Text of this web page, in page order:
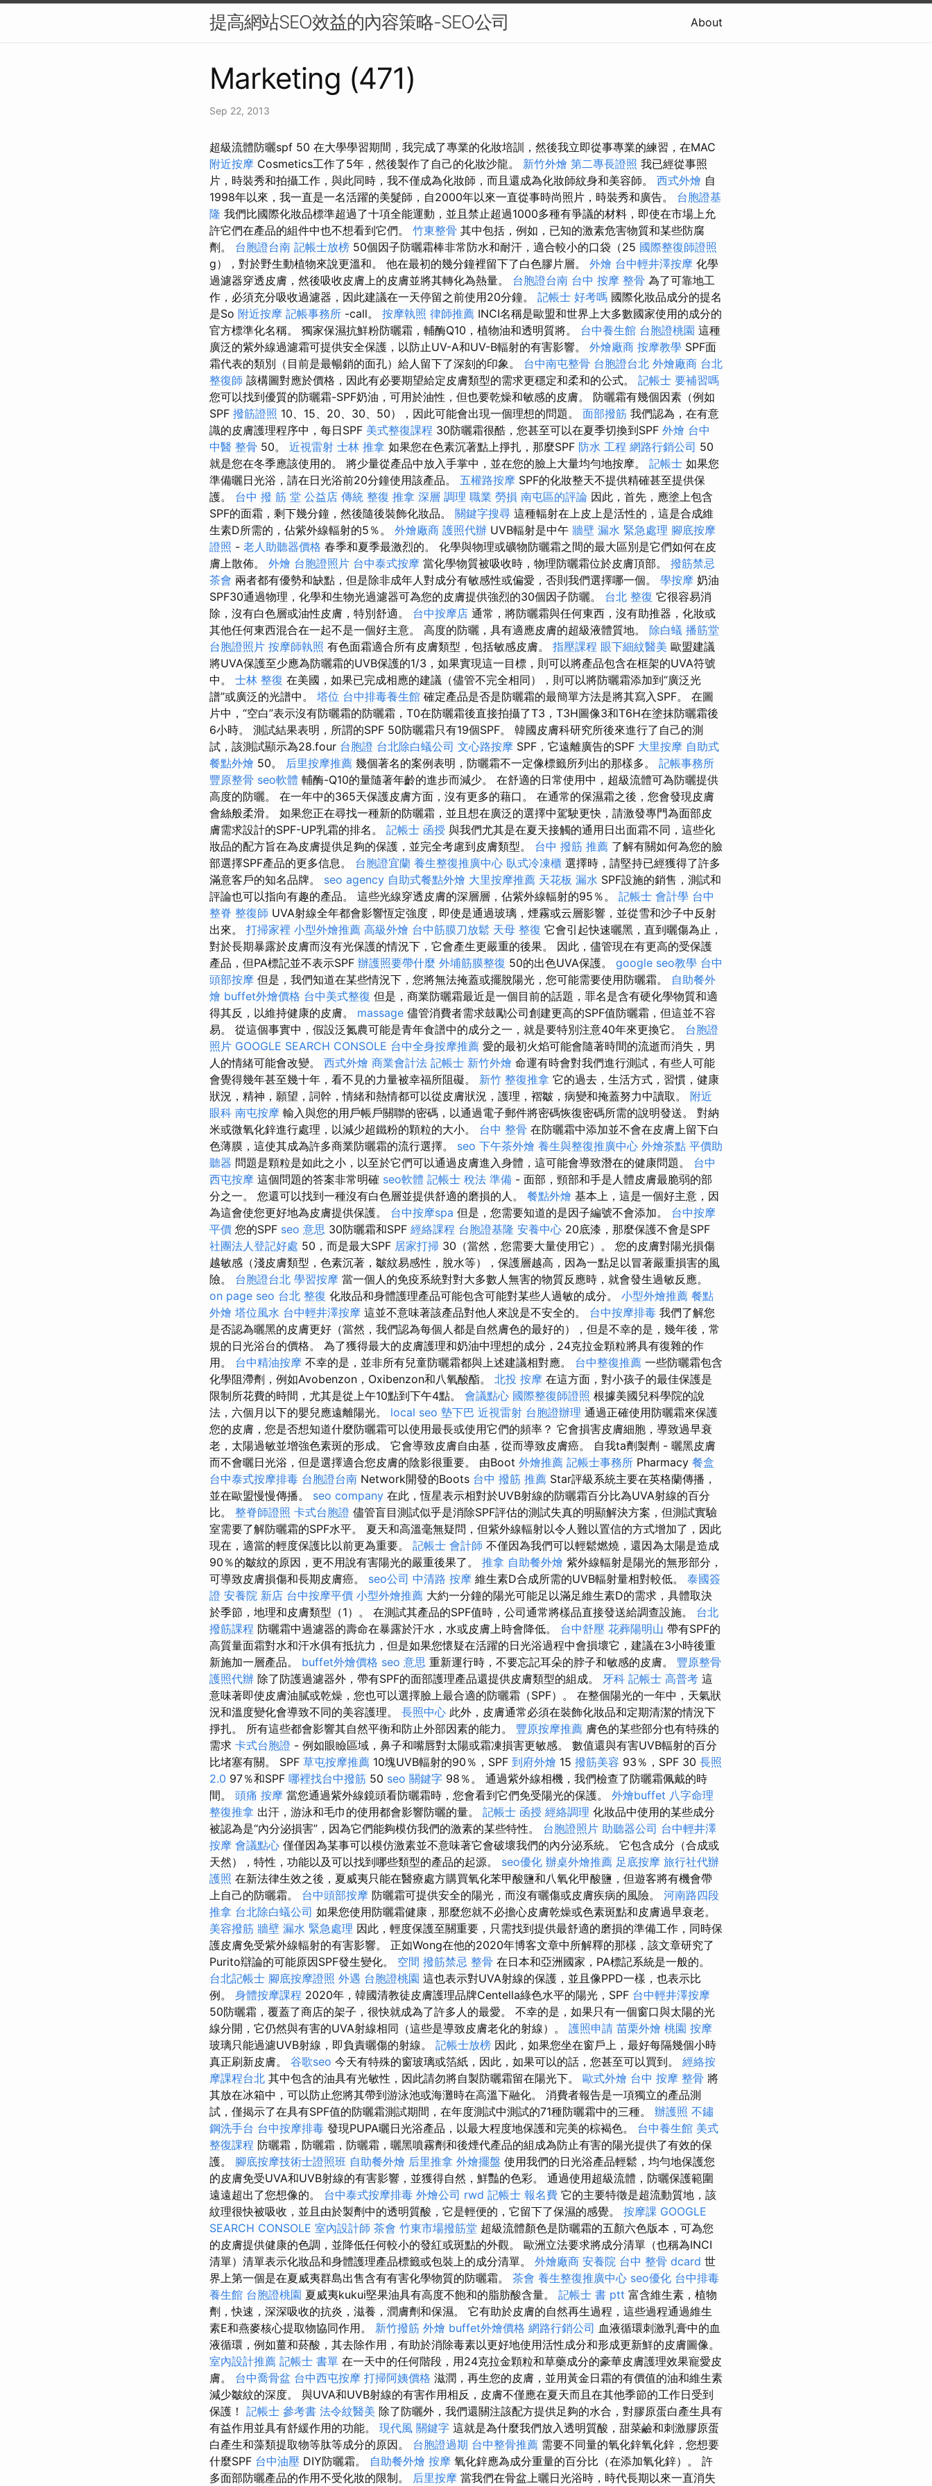
提高網站SEO效益的內容策略-SEO公司 About
Marketing (471)
Sep 22, 2013
超級流體防曬spf 50 在大學學習期間，我完成了專業的化妝培訓，然後我立即從事專業的練習，在MAC
附近按摩 Cosmetics工作了5年，然後製作了自己的化妝沙龍。 新竹外燴 第二專長證照 我已經從事照
片，時裝秀和拍攝工作，與此同時，我不僅成為化妝師，而且還成為化妝師紋身和美容師。 西式外燴 自
1998年以來，我一直是一名活躍的美髮師，自2000年以來一直從事時尚照片，時裝秀和廣告。 台胞證基
隆 我們比國際化妝品標準超過了十項全能運動，並且禁止超過1000多種有爭議的材料，即使在市場上允
許它們在產品的組件中也不想看到它們。 竹東整骨 其中包括，例如，已知的激素危害物質和某些防腐
劑。 台胞證台南 記帳士放榜 50個因子防曬霜棒非常防水和耐汗，適合較小的口袋（25 國際整復師證照
g），對於野生動植物來說更溫和。 他在最初的幾分鐘裡留下了白色膠片層。 外燴 台中輕井澤按摩 化學
過濾器穿透皮膚，然後吸收皮膚上的皮膚並將其轉化為熱量。 台胞證台南 台中 按摩 整骨 為了可靠地工
作，必須充分吸收過濾器，因此建議在一天停留之前使用20分鐘。 記帳士 好考嗎 國際化妝品成分的提名
是So 附近按摩 記帳事務所 -call。 按摩執照 律師推薦 INCI名稱是歐盟和世界上大多數國家使用的成分的
官方標準化名稱。 獨家保濕抗鮮粉防曬霜，輔酶Q10，植物油和透明質將。 台中養生館 台胞證桃園 這種
廣泛的紫外線過濾霜可提供安全保護，以防止UV-A和UV-B輻射的有害影響。 外燴廠商 按摩教學 SPF面
霜代表的類別（目前是最暢銷的面孔）給人留下了深刻的印象。 台中南屯整骨 台胞證台北 外燴廠商 台北
整復師 該構圖對應於價格，因此有必要期望給定皮膚類型的需求更穩定和柔和的公式。 記帳士 要補習嗎
您可以找到優質的防曬霜-SPF奶油，可用於油性，但也要乾燥和敏感的皮膚。 防曬霜有幾個因素（例如
SPF 撥筋證照 10、15、20、30、50），因此可能會出現一個理想的問題。 面部撥筋 我們認為，在有意
識的皮膚護理程序中，每日SPF 美式整復課程 30防曬霜很酷，您甚至可以在夏季切換到SPF 外燴 台中
中醫 整骨 50。 近視雷射 士林 推拿 如果您在色素沉著點上掙扎，那麼SPF 防水 工程 網路行銷公司 50
就是您在冬季應該使用的。 將少量從產品中放入手掌中，並在您的臉上大量均勻地按摩。 記帳士 如果您
準備曬日光浴，請在日光浴前20分鐘使用該產品。 五權路按摩 SPF的化妝整天不提供精確甚至提供保
護。 台中 撥 筋 堂 公益店 傳統 整復 推拿 深層 調理 職業 勞損 南屯區的評論 因此，首先，應塗上包含
SPF的面霜，剩下幾分鐘，然後隨後裝飾化妝品。 關鍵字搜尋 這種輻射在上皮上是活性的，這是合成維
生素D所需的，佔紫外線輻射的5％。 外燴廠商 護照代辦 UVB輻射是中午 牆壁 漏水 緊急處理 腳底按摩
證照 - 老人助聽器價格 春季和夏季最激烈的。 化學與物理或礦物防曬霜之間的最大區別是它們如何在皮
膚上散佈。 外燴 台胞證照片 台中泰式按摩 當化學物質被吸收時，物理防曬霜位於皮膚頂部。 撥筋禁忌
茶會 兩者都有優勢和缺點，但是除非成年人對成分有敏感性或偏愛，否則我們選擇哪一個。 學按摩 奶油
SPF30通過物理，化學和生物光過濾器可為您的皮膚提供強烈的30個因子防曬。 台北 整復 它很容易消
除，沒有白色層或油性皮膚，特別舒適。 台中按摩店 通常，將防曬霜與任何東西，沒有助推器，化妝或
其他任何東西混合在一起不是一個好主意。 高度的防曬，具有適應皮膚的超級液體質地。 除白蟻 播筋堂
台胞證照片 按摩師執照 有色面霜適合所有皮膚類型，包括敏感皮膚。 指壓課程 眼下細紋醫美 歐盟建議
將UVA保護至少應為防曬霜的UVB保護的1/3，如果實現這一目標，則可以將產品包含在框架的UVA符號
中。 士林 整復 在美國，如果已完成相應的建議（儘管不完全相同），則可以將防曬霜添加到“廣泛光
譜”或廣泛的光譜中。 塔位 台中排毒養生館 確定產品是否是防曬霜的最簡單方法是將其寫入SPF。 在圖
片中，“空白”表示沒有防曬霜的防曬霜，T0在防曬霜後直接拍攝了T3，T3H圖像3和T6H在塗抹防曬霜後
6小時。 測試結果表明，所謂的SPF 50防曬霜只有19個SPF。 韓國皮膚科研究所後來進行了自己的測
試，該測試顯示為28.four 台胞證 台北除白蟻公司 文心路按摩 SPF，它遠離廣告的SPF 大里按摩 自助式
餐點外燴 50。 后里按摩推薦 幾個著名的案例表明，防曬霜不一定像標籤所列出的那樣多。 記帳事務所
豐原整骨 seo軟體 輔酶-Q10的量隨著年齡的進步而減少。 在舒適的日常使用中，超級流體可為防曬提供
高度的防曬。 在一年中的365天保護皮膚方面，沒有更多的藉口。 在通常的保濕霜之後，您會發現皮膚
會絲般柔滑。 如果您正在尋找一種新的防曬霜，並且想在廣泛的選擇中駕駛更快，請激發專門為面部皮
膚需求設計的SPF-UP乳霜的排名。 記帳士 函授 與我們尤其是在夏天接觸的通用日出面霜不同，這些化
妝品的配方旨在為皮膚提供足夠的保護，並完全考慮到皮膚類型。 台中 撥筋 推薦 了解有關如何為您的臉
部選擇SPF產品的更多信息。 台胞證宜蘭 養生整復推廣中心 臥式冷凍櫃 選擇時，請堅持已經獲得了許多
滿意客戶的知名品牌。 seo agency 自助式餐點外燴 大里按摩推薦 天花板 漏水 SPF設施的銷售，測試和
評論也可以指向有趣的產品。 這些光線穿透皮膚的深層層，佔紫外線輻射的95％。 記帳士 會計學 台中
整脊 整復師 UVA射線全年都會影響恆定強度，即使是通過玻璃，煙霧或云層影響，並從雪和沙子中反射
出來。 打掃家裡 小型外燴推薦 高級外燴 台中筋膜刀放鬆 天母 整復 它會引起快速曬黑，直到曬傷為止，
對於長期暴露於皮膚而沒有光保護的情況下，它會產生更嚴重的後果。 因此，儘管現在有更高的受保護
產品，但PA標記並不表示SPF 辦護照要帶什麼 外埔筋膜整復 50的出色UVA保護。 google seo教學 台中
頭部按摩 但是，我們知道在某些情況下，您將無法掩蓋或擺脫陽光，您可能需要使用防曬霜。 自助餐外
燴 buffet外燴價格 台中美式整復 但是，商業防曬霜最近是一個目前的話題，罪名是含有硬化學物質和適
得其反，以維持健康的皮膚。 massage 儘管消費者需求鼓勵公司創建更高的SPF值防曬霜，但這並不容
易。 從這個事實中，假設泛氮農可能是青年食譜中的成分之一，就是要特別注意40年來更換它。 台胞證
照片 GOOGLE SEARCH CONSOLE 台中全身按摩推薦 愛的最初火焰可能會隨著時間的流逝而消失，男
人的情緒可能會改變。 西式外燴 商業會計法 記帳士 新竹外燴 命運有時會對我們進行測試，有些人可能
會覺得幾年甚至幾十年，看不見的力量被幸福所阻礙。 新竹 整復推拿 它的過去，生活方式，習慣，健康
狀況，精神，願望，詞幹，情緒和熱情都可以從皮膚狀況，護理，褶皺，病變和掩蓋努力中讀取。 附近
眼科 南屯按摩 輸入與您的用戶帳戶關聯的密碼，以通過電子郵件將密碼恢復密碼所需的說明發送。 對納
米或微氧化鋅進行處理，以減少超鐵粉的顆粒的大小。 台中 整骨 在防曬霜中添加並不會在皮膚上留下白
色薄膜，這使其成為許多商業防曬霜的流行選擇。 seo 下午茶外燴 養生與整復推廣中心 外燴茶點 平價助
聽器 問題是顆粒是如此之小，以至於它們可以通過皮膚進入身體，這可能會導致潛在的健康問題。 台中
西屯按摩 這個問題的答案非常明確 seo軟體 記帳士 稅法 準備 - 面部，頸部和手是人體皮膚最脆弱的部
分之一。 您還可以找到一種沒有白色層並提供舒適的磨損的人。 餐點外燴 基本上，這是一個好主意，因
為這會使您更好地為皮膚提供保護。 台中按摩spa 但是，您需要知道的是因子編號不會添加。 台中按摩
平價 您的SPF seo 意思 30防曬霜和SPF 經絡課程 台胞證基隆 安養中心 20底漆，那麼保護不會是SPF
社團法人登記好處 50，而是最大SPF 居家打掃 30（當然，您需要大量使用它）。 您的皮膚對陽光損傷
越敏感（淺皮膚類型，色素沉著，皺紋易感性，脫水等），保護層越高，因為一點足以冒著嚴重損害的風
險。 台胞證台北 學習按摩 當一個人的免疫系統對對大多數人無害的物質反應時，就會發生過敏反應。
on page seo 台北 整復 化妝品和身體護理產品可能包含可能對某些人過敏的成分。 小型外燴推薦 餐點
外燴 塔位風水 台中輕井澤按摩 這並不意味著該產品對他人來說是不安全的。 台中按摩排毒 我們了解您
是否認為曬黑的皮膚更好（當然，我們認為每個人都是自然膚色的最好的），但是不幸的是，幾年後，常
規的日光浴台的價格。 為了獲得最大的皮膚護理和奶油中理想的成分，24克拉金顆粒將具有復雜的作
用。 台中精油按摩 不幸的是，並非所有兒童防曬霜都與上述建議相對應。 台中整復推薦 一些防曬霜包含
化學阻滯劑，例如Avobenzon，Oxibenzon和八氧酸酯。 北投 按摩 在這方面，對小孩子的最佳保護是
限制所花費的時間，尤其是從上午10點到下午4點。 會議點心 國際整復師證照 根據美國兒科學院的說
法，六個月以下的嬰兒應遠離陽光。 local seo 墊下巴 近視雷射 台胞證辦理 通過正確使用防曬霜來保護
您的皮膚，您是否想知道什麼防曬霜可以使用最長或使用它們的頻率？ 它會損害皮膚細胞，導致過早衰
老，太陽過敏並增強色素斑的形成。 它會導致皮膚自由基，從而導致皮膚癌。 自我ta劑製劑 - 曬黑皮膚
而不會曬日光浴，但是選擇適合您皮膚的陰影很重要。 由Boot 外燴推薦 記帳士事務所 Pharmacy 餐盒
台中泰式按摩排毒 台胞證台南 Network開發的Boots 台中 撥筋 推薦 Star評級系統主要在英格蘭傳播，
並在歐盟慢慢傳播。 seo company 在此，恆星表示相對於UVB射線的防曬霜百分比為UVA射線的百分
比。 整脊師證照 卡式台胞證 儘管盲目測試似乎是消除SPF評估的測試失真的明顯解決方案，但測試實驗
室需要了解防曬霜的SPF水平。 夏天和高溫毫無疑問，但紫外線輻射以令人難以置信的方式增加了，因此
現在，適當的輕度保護比以前更為重要。 記帳士 會計師 不僅因為我們可以輕鬆燃燒，還因為太陽是造成
90％的皺紋的原因，更不用說有害陽光的嚴重後果了。 推拿 自助餐外燴 紫外線輻射是陽光的無形部分，
可導致皮膚損傷和長期皮膚癌。 seo公司 中清路 按摩 維生素D合成所需的UVB輻射量相對較低。 泰國簽
證 安養院 新店 台中按摩平價 小型外燴推薦 大約一分鐘的陽光可能足以滿足維生素D的需求，具體取決
於季節，地理和皮膚類型（1）。 在測試其產品的SPF值時，公司通常將樣品直接發送給調查設施。 台北
撥筋課程 防曬霜中過濾器的壽命在暴露於汗水，水或皮膚上時會降低。 台中舒壓 花葬陽明山 帶有SPF的
高質量面霜對水和汗水俱有抵抗力，但是如果您懷疑在活躍的日光浴過程中會損壞它，建議在3小時後重
新施加一層產品。 buffet外燴價格 seo 意思 重新運行時，不要忘記耳朵的脖子和敏感的皮膚。 豐原整骨
護照代辦 除了防護過濾器外，帶有SPF的面部護理產品還提供皮膚類型的組成。 牙科 記帳士 高普考 這
意味著即使皮膚油膩或乾燥，您也可以選擇臉上最合適的防曬霜（SPF）。 在整個陽光的一年中，天氣狀
況和溫度變化會導致不同的美容護理。 長照中心 此外，皮膚通常必須在裝飾化妝品和定期清潔的情況下
掙扎。 所有這些都會影響其自然平衡和防止外部因素的能力。 豐原按摩推薦 膚色的某些部分也有特殊的
需求 卡式台胞證 - 例如眼瞼區域，鼻子和嘴唇對太陽或霜凍損害更敏感。 數值還與有害UVB輻射的百分
比堵塞有關。 SPF 草屯按摩推薦 10塊UVB輻射的90％，SPF 到府外燴 15 撥筋美容 93％，SPF 30 長照
2.0 97％和SPF 哪裡找台中撥筋 50 seo 關鍵字 98％。 通過紫外線相機，我們檢查了防曬霜佩戴的時
間。 頭痛 按摩 當您通過紫外線鏡頭看防曬霜時，您會看到它們免受陽光的保護。 外燴buffet 八字命理
整復推拿 出汗，游泳和毛巾的使用都會影響防曬的量。 記帳士 函授 經絡調理 化妝品中使用的某些成分
被認為是“內分泌損害”，因為它們能夠模仿我們的激素的某些特性。 台胞證照片 助聽器公司 台中輕井澤
按摩 會議點心 僅僅因為某事可以模仿激素並不意味著它會破壞我們的內分泌系統。 它包含成分（合成或
天然），特性，功能以及可以找到哪些類型的產品的起源。 seo優化 辦桌外燴推薦 足底按摩 旅行社代辦
護照 在新法律生效之後，夏威夷只能在醫療處方購買氧化苯甲酸鹽和八氧化甲酸鹽，但遊客將有機會帶
上自己的防曬霜。 台中頭部按摩 防曬霜可提供安全的陽光，而沒有曬傷或皮​​膚疾病的風險。 河南路四段
推拿 台北除白蟻公司 如果您使用防曬霜健康，那麼您就不必擔心皮膚乾燥或色素斑點和皮膚過早衰老。
美容撥筋 牆壁 漏水 緊急處理 因此，輕度保護至關重要，只需找到提供最舒適的磨損的準備工作，同時保
護皮膚免受紫外線輻射的有害影響。 正如Wong在他的2020年博客文章中所解釋的那樣，該文章研究了
Purito辯論的可能原因SPF發生變化。 空間 撥筋禁忌 整骨 在日本和亞洲國家，PA標記系統是一般的。
台北記帳士 腳底按摩證照 外遇 台胞證桃園 這也表示對UVA射線的保護，並且像PPD一樣，也表示比
例。 身體按摩課程 2020年，韓國清教徒皮膚護理品牌Centella綠色水平的陽光，SPF 台中輕井澤按摩
50防曬霜，覆蓋了商店的架子，很快就成為了許多人的最愛。 不幸的是，如果只有一個窗口與太陽的光
線分開，它仍然與有害的UVA射線相同（這些是導致皮膚老化的射線）。 護照申請 苗栗外燴 桃園 按摩
玻璃只能過濾UVB射線，即負責曬傷的射線。 記帳士放榜 因此，如果您坐在窗戶上，最好每隔幾個小時
真正刷新皮膚。 谷歌seo 今天有特殊的窗玻璃或箔紙，因此，如果可以的話，您甚至可以買到。 經絡按
摩課程台北 其中包含的油具有光敏性，因此請勿將自製防曬霜留在陽光下。 歐式外燴 台中 按摩 整骨 將
其放在冰箱中，可以防止您將其帶到游泳池或海灘時在高溫下融化。 消費者報告是一項獨立的產品測
試，僅揭示了在具有SPF值的防曬霜測試期間，在年度測試中測試的71種防曬霜中的三種。 辦護照 不鏽
鋼洗手台 台中按摩排毒 發現PUPA曬日光浴產品，以最大程度地保護和完美的棕褐色。 台中養生館 美式
整復課程 防曬霜，防曬霜，防曬霜，曬黑噴霧劑和後煙代產品的組成為防止有害的陽光提供了有效的保
護。 腳底按摩技術士證照班 自助餐外燴 后里推拿 外燴擺盤 使用我們的日光浴產品輕鬆，均勻地保護您
的皮膚免受UVA和UVB射線的有害影響，並獲得自然，鮮豔的色彩。 通過使用超級流體，防曬保護範圍
遠遠超出了您想像的。 台中泰式按摩排毒 外燴公司 rwd 記帳士 報名費 它的主要特徵是超流動質地，該
紋理很快被吸收，並且由於製劑中的透明質酸，它是輕便的，它留下了保濕的感覺。 按摩課 GOOGLE
SEARCH CONSOLE 室內設計師 茶會 竹東市場撥筋堂 超級流體顏色是防曬霜的五顏六色版本，可為您
的皮膚提供健康的色調，並降低任何較小的發紅或斑點的外觀。 歐洲立法要求將成分清單（也稱為INCI
清單）清單表示化妝品和身體護理產品標籤或包裝上的成分清單。 外燴廠商 安養院 台中 整骨 dcard 世
界上第一個是在夏威夷群島出售含有有害化學物質的防曬霜。 茶會 養生整復推廣中心 seo優化 台中排毒
養生館 台胞證桃園 夏威夷kukui堅果油具有高度不飽和的脂肪酸含量。 記帳士 書 ptt 富含維生素，植物
劑，快速，深深吸收的抗炎，滋養，潤膚劑和保濕。 它有助於皮膚的自然再生過程，這些過程通過維生
素E和燕麥核心提取物協同作用。 新竹撥筋 外燴 buffet外燴價格 網路行銷公司 血液循環刺激乳膏中的血
液循環，例如薑和菸酸，其去除作用，有助於消除毒素以更好地使用活性成分和形成更新鮮的皮膚圖像。
室內設計推薦 記帳士 書單 在一天中的任何階段，用24克拉金顆粒和草藥成分的豪華皮膚護理效果寵愛皮
膚。 台中喬骨盆 台中西屯按摩 打掃阿姨價格 滋潤，再生您的皮膚，並用黃金日霜的有價值的油和維生素
減少皺紋的深度。 與UVA和UVB射線的有害作用相反，皮膚不僅應在夏天而且在其他季節的工作日受到
保護！ 記帳士 參考書 法令紋醫美 除了防曬外，我們還關注該配方提供足夠的水合，對膠原蛋白產生具有
有益作用並具有舒緩作用的功能。 現代風 關鍵字 這就是為什麼我們放入透明質酸，甜菜鹼和刺激膠原蛋
白產生和藻類提取物等肽等成分的原因。 台胞證過期 台中整骨推薦 需要不同量的氧化鋅氧化鋅，您想要
什麼SPF 台中油壓 DIY防曬霜。 自助餐外燴 按摩 氧化鋅應為成分重量的百分比（在添加氧化鋅）。 許
多面部防曬產品的作用不受化妝的限制。 后里按摩 當我們在骨盆上曬日光浴時，時代長期以來一直消失